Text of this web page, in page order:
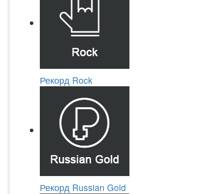
Рекорд Rock
Рекорд Russian Gold